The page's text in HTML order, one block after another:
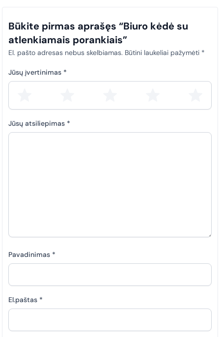
Būkite pirmas aprašęs “Biuro kėdė su
atlenkiamais porankiais”
El. pašto adresas nebus skelbiamas. Būtini laukeliai pažymėti *
Jūsų įvertinimas *
Jūsų atsiliepimas *
Pavadinimas *
El.paštas *